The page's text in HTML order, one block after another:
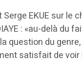
EKUE sur le
: «au-delà du
question du
satisfait de voir